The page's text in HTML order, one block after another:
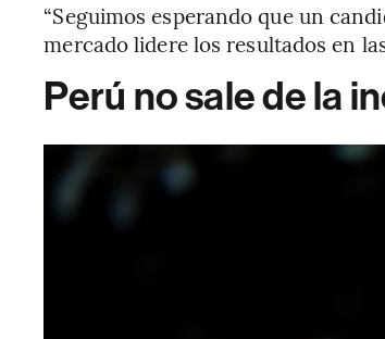
“Seguimos esperando que un
mercado lidere los resultados en
Perú no sale de la